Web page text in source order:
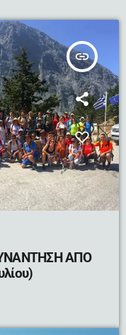
insert_link
ΑΠΟ